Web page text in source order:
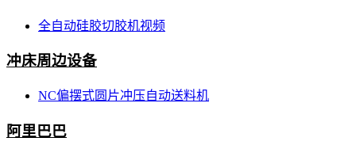
全自动硅胶切胶机视频
冲床周边设备
NC偏摆式圆片冲压自动送料机
阿里巴巴